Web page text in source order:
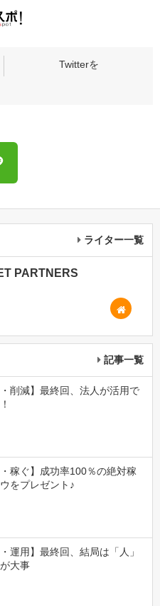
ライター一覧
PARTNERS
記事一覧
・削減】最終回、法人が活用で
・稼ぐ】成功率100％の絶対稼
をプレゼント♪
運用】最終回、結局は「人」
大事